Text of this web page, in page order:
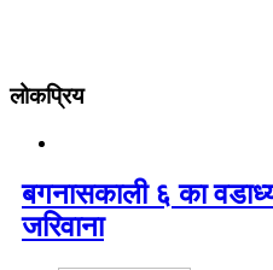
लोकप्रिय
बगनासकाली ६ का
जरिवाना